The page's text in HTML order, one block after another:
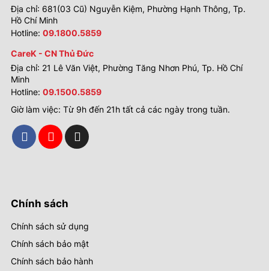
Địa chỉ: 681(03 Cũ) Nguyễn Kiệm, Phường Hạnh Thông, Tp.
Hồ Chí Minh
Hotline: 09.1800.5859
CareK - CN Thủ Đức
Địa chỉ: 21 Lê Văn Việt, Phường Tăng Nhơn Phú, Tp. Hồ Chí
Minh
Hotline: 09.1500.5859
Giờ làm việc: Từ 9h đến 21h tất cả các ngày trong tuần.
Chính sách
Chính sách sử dụng
Chính sách bảo mật
Chính sách bảo hành